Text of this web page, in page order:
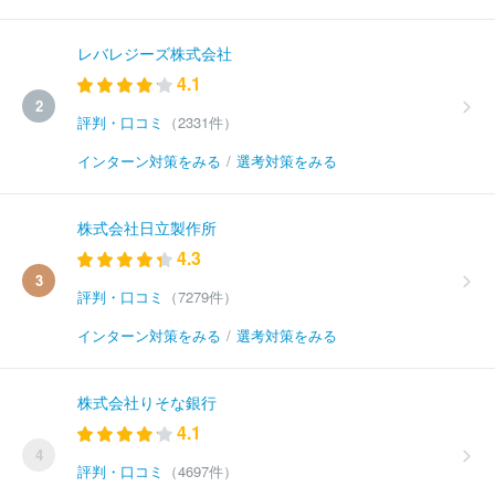
2
レバレジーズ株式会社
4.1
評判・口コミ
（2331件）
インターン対策をみる / 選考対策をみる
3
株式会社日立製作所
4.3
評判・口コミ
（7279件）
インターン対策をみる / 選考対策をみる
4
株式会社りそな銀行
4.1
評判・口コミ
（4697件）